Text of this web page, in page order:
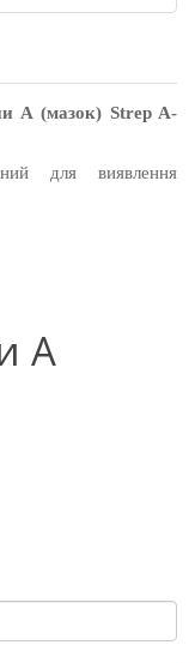
А (мазок) Strep A-
для виявлення
А